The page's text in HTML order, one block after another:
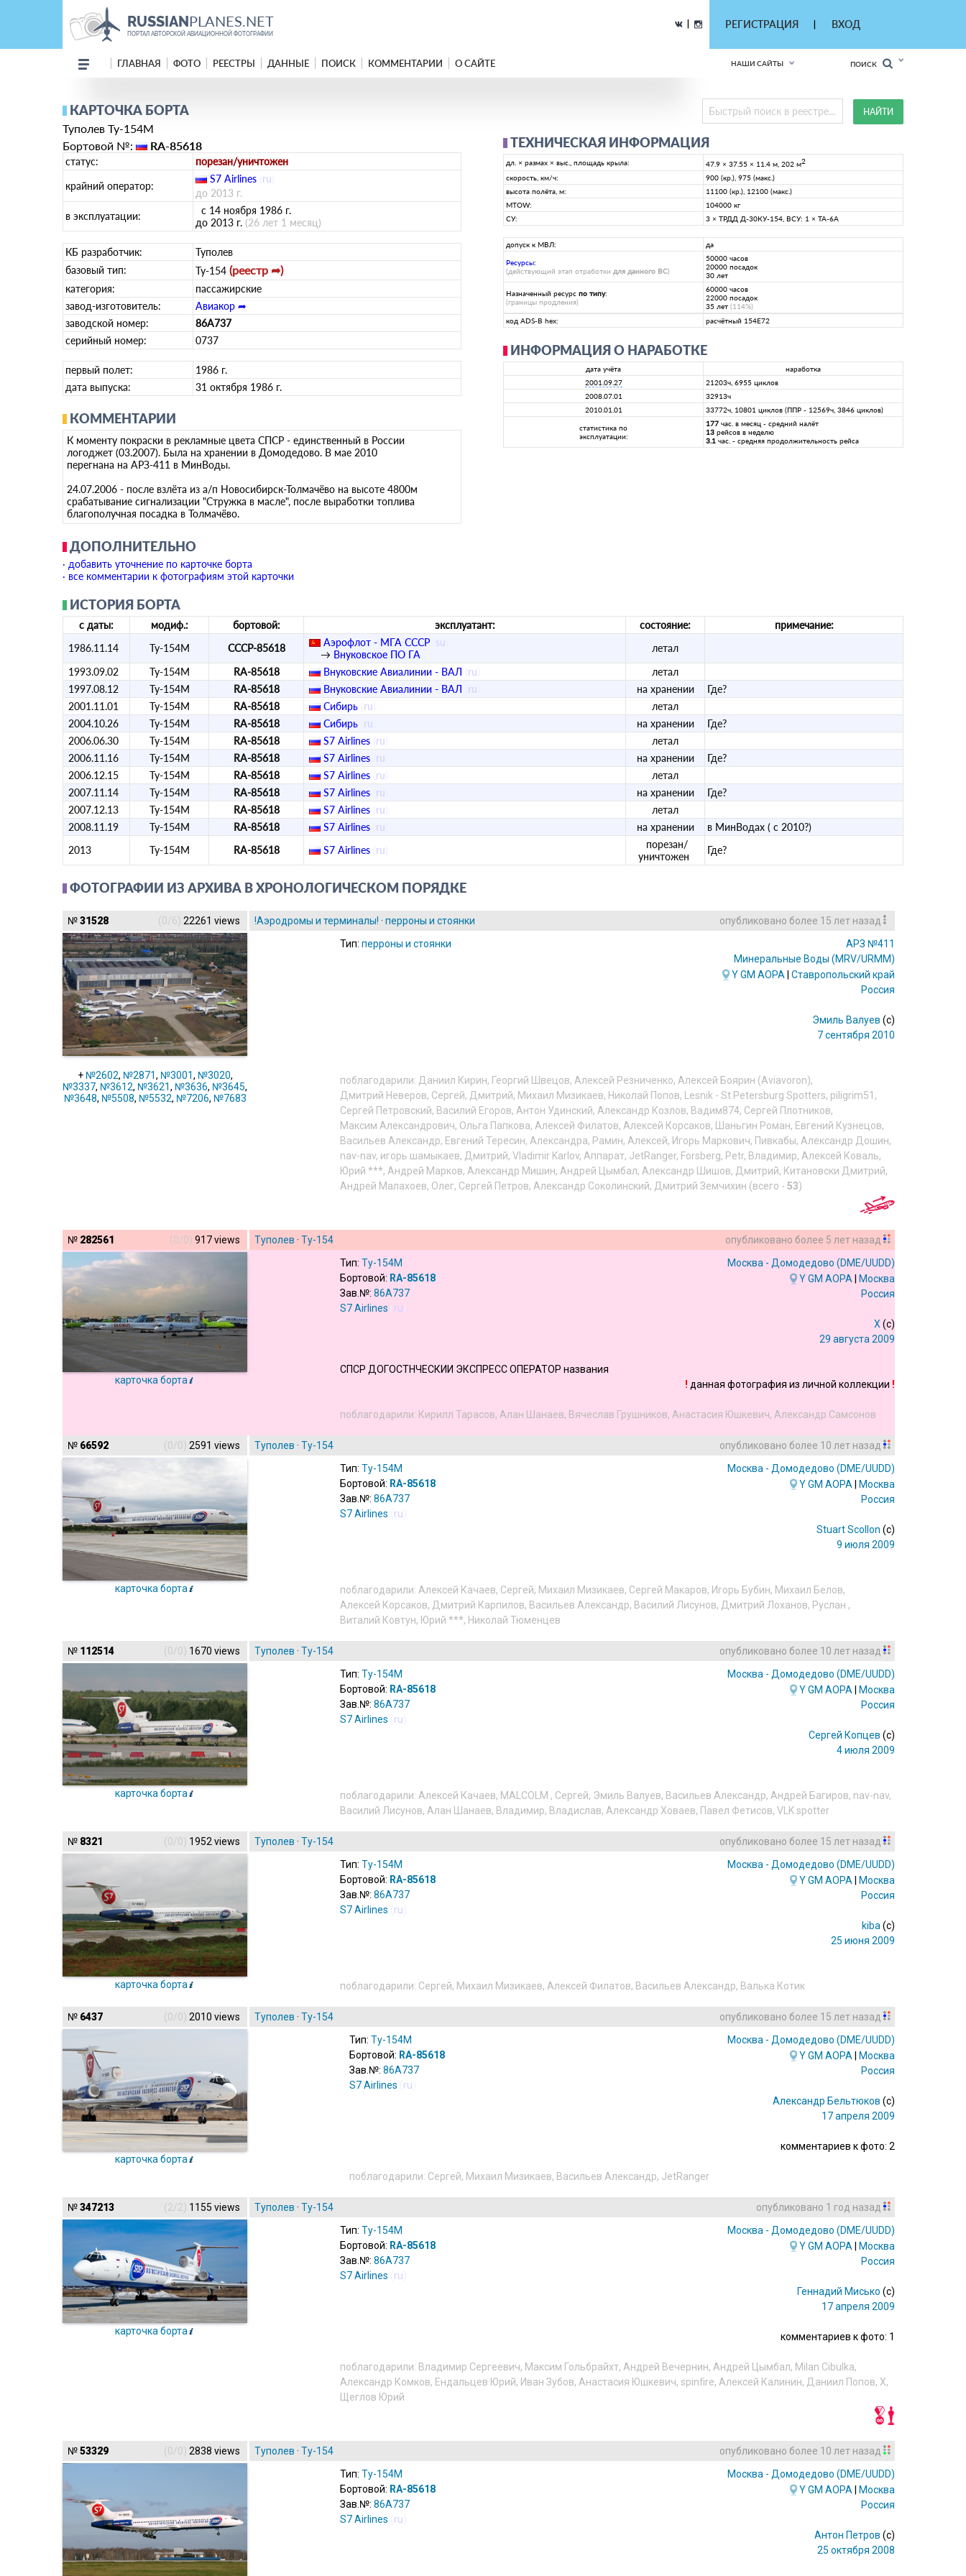
RUSSIANPLANES.NET
ПОРТАЛ АВТОРСКОЙ АВИАЦИОННОЙ ФОТОГРАФИИ
РЕГИСТРАЦИЯ ВХОД
ГЛАВНАЯ ФОТО РЕЕСТРЫ ДАННЫЕ ПОИСК КОММЕНТАРИИ О САЙТЕ НАШИ САЙТЫ ПОИСК
КАРТОЧКА БОРТА
Туполев Ту-154М
Бортовой №:
RA-85618
статус:
порезан/уничтожен
крайний оператор:
S7 Airlines ru
до 2013 г.
в эксплуатации:
с 14 ноября 1986 г.
до 2013 г. (26 лет 1 месяц)
КБ разработчик:
Туполев
базовый тип:
Ту-154 (реестр ➦)
категория:
пассажирские
завод-изготовитель:
Авиакор ➦
заводской номер:
86A737
серийный номер:
0737
первый полет:
1986 г.
дата выпуска:
31 октября 1986 г.
КОММЕНТАРИИ
К моменту покраски в рекламные цвета СПСР - единственный в России
логоджет (03.2007). Была на хранении в Домодедово. В мае 2010
перегнана на АРЗ-411 в МинВоды.
24.07.2006 - после взлёта из а/п Новосибирск-Толмачёво на высоте 4800м
срабатывание сигнализации "Стружка в масле", после выработки топлива
благополучная посадка в Толмачёво.
ТЕХНИЧЕСКАЯ ИНФОРМАЦИЯ
дл. × размах × выс., площадь крыла: 47.9 × 37.55 × 11.4 м, 202 м2
скорость, км/ч:
900 (кр.), 975 (макс.)
высота полёта, м:
11100 (кр.), 12100 (макс.)
MTOW:
104000 кг
СУ:
3 × ТРДД Д-30КУ-154, ВСУ: 1 × ТА-6А
допуск к МВЛ: да
Ресурсы:
(действующий этап отработки для данного ВС)
50000 часов
20000 посадок
30 лет
Назначенный ресурс по типу:
(границы продления)
60000 часов
22000 посадок
35 лет (114%)
код ADS-B hex:
расчётный 154E72
ИНФОРМАЦИЯ О НАРАБОТКЕ
дата учёта
наработка
2001.09.27
21203ч, 6955 циклов
2008.07.01
32913ч
2010.01.01
33772ч, 10801 циклов (ППР - 12569ч, 3846 циклов)
статистика по
эксплуатации:
177 час. в месяц - средний налёт
13 рейсов в неделю
3.1 час. - средняя продолжительность рейса
ДОПОЛНИТЕЛЬНО
· добавить уточнение по карточке борта
· все комментарии к фотографиям этой карточки
ИСТОРИЯ БОРТА
с даты: модиф.: бортовой: эксплуатант: состояние:
примечание:
1986.11.14
Ту-154М СССР-85618 Аэрофлот - МГА СССР su
→ Внуковское ПО ГА
летал
1993.09.02
Ту-154М RA-85618 Внуковские Авиалинии - ВАЛ ru
летал
1997.08.12
Ту-154М RA-85618 Внуковские Авиалинии - ВАЛ ru на хранении
Где?
2001.11.01
Ту-154М RA-85618 Сибирь ru
летал
2004.10.26
Ту-154М RA-85618 Сибирь ru на хранении
Где?
2006.06.30
Ту-154М RA-85618 S7 Airlines ru
летал
2006.11.16
Ту-154М RA-85618 S7 Airlines ru на хранении
Где?
2006.12.15
Ту-154М RA-85618 S7 Airlines ru
летал
2007.11.14
Ту-154М RA-85618 S7 Airlines ru на хранении
Где?
2007.12.13
Ту-154М RA-85618 S7 Airlines ru
летал
2008.11.19
Ту-154М RA-85618 S7 Airlines ru на хранении
в МинВодах ( с 2010?)
2013
Ту-154М RA-85618 S7 Airlines ru
порезан/
уничтожен
Где?
ФОТОГРАФИИ ИЗ АРХИВА В ХРОНОЛОГИЧЕСКОМ ПОРЯДКЕ
№31528 (0/6) 22261 views !Аэродромы и терминалы! · перроны и стоянки опубликовано более 15 лет назад
+ №2602, №2871, №3001, №3020,
№3337, №3612, №3621, №3636, №3645,
№3648, №5508, №5532, №7206, №7683
Тип: перроны и стоянки
АРЗ №411
Минеральные Воды (MRV/URMM)
YGM AOPA
Ставропольский край
Россия
Эмиль Валуев (c)
7 сентября 2010
поблагодарили: Даниил Кирин, Георгий Швецов, Алексей Резниченко, Алексей Боярин (Aviavoron),
Дмитрий Неверов, Сергей, Дмитрий, Михаил Мизикаев, Николай Попов, Lesnik - St.Petersburg Spotters, piligrim51 ,
Сергей Петровский, Василий Егоров, Антон Удинский, Александр Козлов, Вадим874, Сергей Плотников,
Максим Александрович, Ольга Папкова, Алексей Филатов, Алексей Корсаков, Шаньгин Роман, Евгений Кузнецов,
Васильев Александр, Евгений Тересин, Александра, Рамин, Алексей, Игорь Маркович, Пивкабы, Александр Дошин,
nav-nav, игорь шамыкаев, Дмитрий, Vladimir Karlov, Аппарат, JetRanger, Forsberg, Petr, Владимир, Алексей Коваль,
Юрий ***, Андрей Марков, Александр Мишин, Андрей Цымбал, Александр Шишов, Дмитрий, Китановски Дмитрий,
Андрей Малахоев, Олег, Сергей Петров, Александр Соколинский, Дмитрий Земчихин (всего - 53)
№ 282561 (0/0) 917 views Туполев · Ту-154 опубликовано более 5 лет назад
карточка борта
Тип: Ту-154М
Бортовой: RA-85618
Зав.№: 86A737
S7 Airlines
ru
Москва - Домодедово (DME/UUDD)
YGM AOPA
Москва
Россия
X (c)
29 августа 2009
СПСР ДОГОСТНЧЕСКИИ ЭКСПРЕСС ОПЕРАТОР названия
! данная фотография из личной коллекции !
поблагодарили: Кирилл Тарасов, Алан Шанаев, Вячеслав Грушников, Анастасия Юшкевич, Александр Самсонов
№ 66592 (0/0) 2591 views Туполев · Ту-154 опубликовано более 10 лет назад
карточка борта
Тип: Ту-154М
Бортовой: RA-85618
Зав.№: 86A737
S7 Airlines
ru
Москва - Домодедово (DME/UUDD)
YGM AOPA
Москва
Россия
Stuart Scollon (c)
9 июля 2009
поблагодарили: Алексей Качаев, Сергей, Михаил Мизикаев, Сергей Макаров, Игорь Бубин, Михаил Белов,
Алексей Корсаков, Дмитрий Карпилов, Васильев Александр, Василий Лисунов, Дмитрий Лоханов, Руслан ,
Виталий Ковтун, Юрий ***, Николай Тюменцев
№ 112514 (0/0) 1670 views Туполев · Ту-154 опубликовано более 10 лет назад
карточка борта
Тип: Ту-154М
Бортовой: RA-85618
Зав.№: 86A737
S7 Airlines
ru
Москва - Домодедово (DME/UUDD)
YGM AOPA
Москва
Россия
Сергей Копцев (c)
4 июля 2009
поблагодарили: Алексей Качаев, MALCOLM , Сергей, Эмиль Валуев, Васильев Александр, Андрей Багиров, nav-nav,
Василий Лисунов, Алан Шанаев, Владимир, Владислав, Александр Ховаев, Павел Фетисов, VLK spotter
№ 8321 (0/0) 1952 views Туполев · Ту-154 опубликовано более 15 лет назад
карточка борта
Тип: Ту-154М
Бортовой: RA-85618
Зав.№: 86A737
S7 Airlines
ru
Москва - Домодедово (DME/UUDD)
YGM AOPA
Москва
Россия
kiba (c)
25 июня 2009
поблагодарили: Сергей, Михаил Мизикаев, Алексей Филатов, Васильев Александр, Валька Котик
№ 6437 (0/0) 2010 views Туполев · Ту-154 опубликовано более 15 лет назад
карточка борта
Тип: Ту-154М
Бортовой: RA-85618
Зав.№: 86A737
S7 Airlines
ru
Москва - Домодедово (DME/UUDD)
YGM AOPA
Москва
Россия
Александр Бельтюков (c)
17 апреля 2009
комментариев к фото: 2
поблагодарили: Сергей, Михаил Мизикаев, Васильев Александр, JetRanger
№347213 (2/2) 1155 views Туполев · Ту-154 опубликовано 1 год назад
карточка борта
Тип: Ту-154М
Бортовой: RA-85618
Зав.№: 86A737
S7 Airlines
ru
Москва - Домодедово (DME/UUDD)
YGM AOPA
Москва
Россия
Геннадий Мисько (c)
17 апреля 2009
комментариев к фото: 1
поблагодарили: Владимир Сергеевич, Максим Гольбрайхт, Андрей Вечернин, Андрей Цымбал, Milan Cibulka,
Александр Комков, Ендальцев Юрий, Иван Зубов, Анастасия Юшкевич, spinfire, Алексей Калинин, Даниил Попов, X,
Щеглов Юрий
№53329 (0/0) 2838 views Туполев · Ту-154 опубликовано более 10 лет назад
Тип: Ту-154М
Бортовой: RA-85618
Зав.№: 86A737
S7 Airlines
ru
Москва - Домодедово (DME/UUDD)
YGM AOPA
Москва
Россия
Антон Петров (c)
25 октября 2008